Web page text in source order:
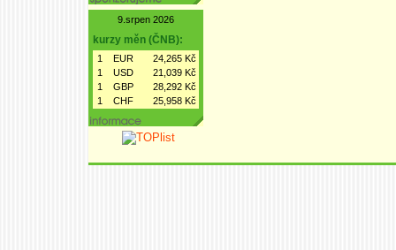
9.srpen 2026
kurzy měn (ČNB):
1 EUR
24,265 Kč
1
USD
21,039 Kč
1
GBP
28,292 Kč
1
CHF 25,958 Kč